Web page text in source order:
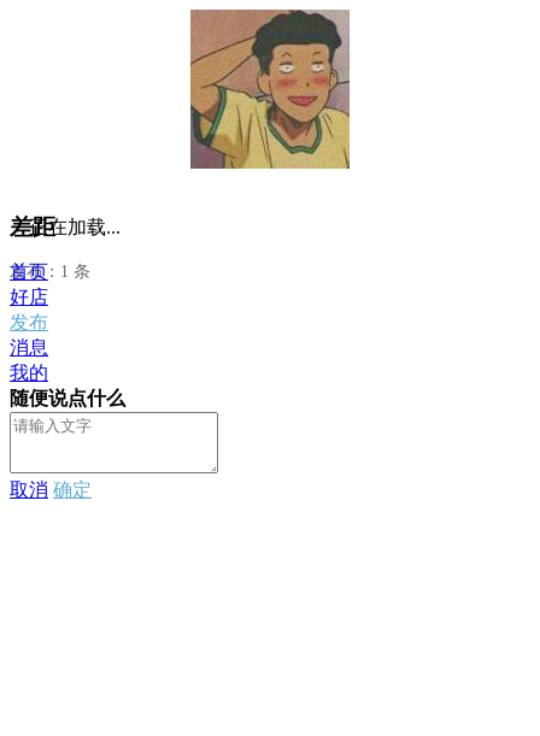
差距
发布：1 条
正在加载...
首页
好店
发布
消息
我的
随便说点什么
取消 确定